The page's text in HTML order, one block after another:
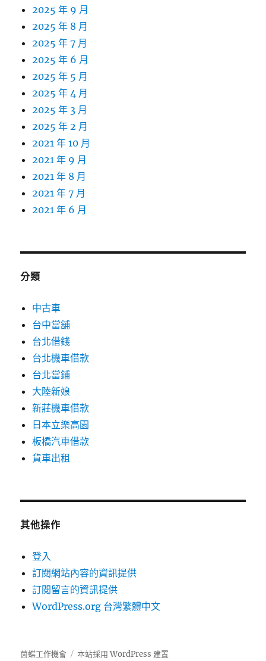
2025 年 9 月
2025 年 8 月
2025 年 7 月
2025 年 6 月
2025 年 5 月
2025 年 4 月
2025 年 3 月
2025 年 2 月
2021 年 10 月
2021 年 9 月
2021 年 8 月
2021 年 7 月
2021 年 6 月
分類
中古車
台中當舖
台北借錢
台北機車借款
台北當鋪
大陸新娘
新莊機車借款
日本立樂高園
板橋汽車借款
貨車出租
其他操作
登入
訂閱網站內容的資訊提供
訂閱留言的資訊提供
WordPress.org 台灣繁體中文
茵蝶工作機會 本站採用 WordPress 建置